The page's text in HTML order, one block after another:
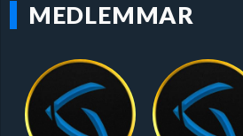
MEDLEMMAR